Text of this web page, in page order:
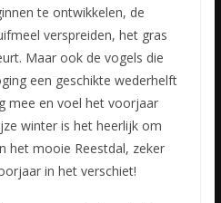
te ontwikkelen, de
verspreiden, het gras
Maar ook de vogels die
een geschikte wederhelft
mee en voel het voorjaar
winter is het heerlijk om
het mooie Reestdal, zeker
in het verschiet!